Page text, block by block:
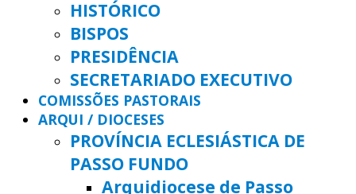
HISTÓRICO
BISPOS
PRESIDÊNCIA
SECRETARIADO EXECUTIVO
COMISSÕES PASTORAIS
ARQUI / DIOCESES
PROVÍNCIA ECLESIÁSTICA DE
PASSO FUNDO
Arquidiocese de Passo